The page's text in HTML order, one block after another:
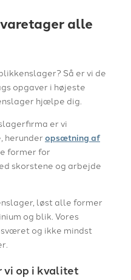
alle
Så er vi de
opgaver i højeste
hjælpe dig.
er vi
herunder opsætning af
former for
skorstene og arbejde
løst alle former
og blik. Vores
og ikke mindst
vi op i kvalitet